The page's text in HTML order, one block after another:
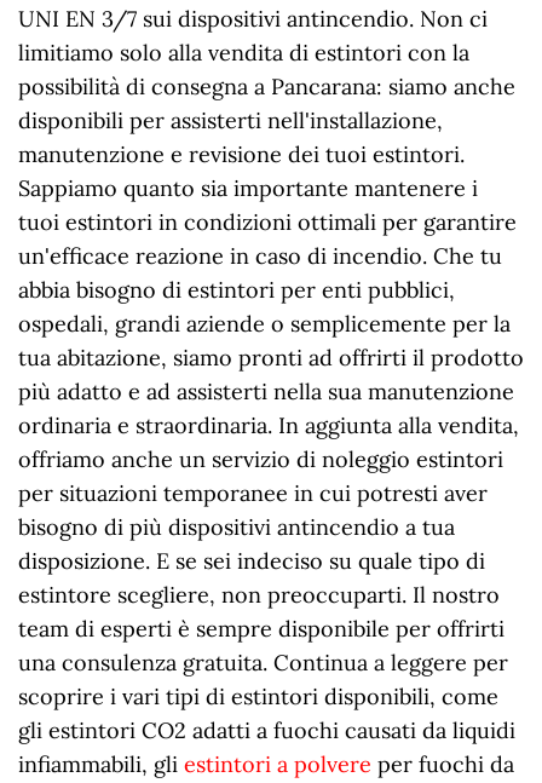
UNI EN 3/7 sui dispositivi antincendio. Non ci
limitiamo solo alla vendita di estintori con la
possibilità di consegna a Pancarana: siamo anche
disponibili per assisterti nell'installazione,
manutenzione e revisione dei tuoi estintori.
Sappiamo quanto sia importante mantenere i
tuoi estintori in condizioni ottimali per garantire
un'efficace reazione in caso di incendio. Che tu
abbia bisogno di estintori per enti pubblici,
ospedali, grandi aziende o semplicemente per la
tua abitazione, siamo pronti ad offrirti il prodotto
più adatto e ad assisterti nella sua manutenzione
ordinaria e straordinaria. In aggiunta alla vendita,
offriamo anche un servizio di noleggio estintori
per situazioni temporanee in cui potresti aver
bisogno di più dispositivi antincendio a tua
disposizione. E se sei indeciso su quale tipo di
estintore scegliere, non preoccuparti. Il nostro
team di esperti è sempre disponibile per offrirti
una consulenza gratuita. Continua a leggere per
scoprire i vari tipi di estintori disponibili, come
gli estintori CO2 adatti a fuochi causati da liquidi
infiammabili, gli estintori a polvere per fuochi da